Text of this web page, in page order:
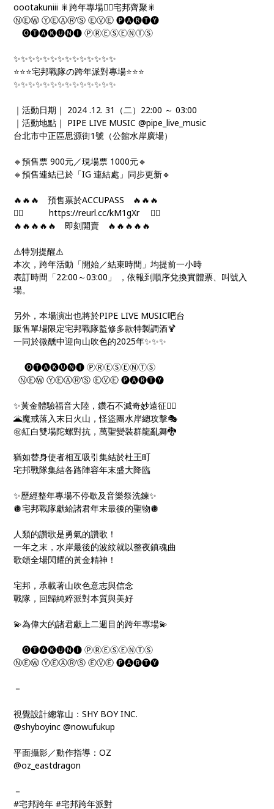
oootakuniii 🎇跨年專場🧞‍♂️宅邦齊聚🎇
ⓃⒺⓌ ⓎⒺⒶⓇ‘Ⓢ ⒺⓋⒺ 🅟🅐🅡🅣🅨
🅞🅣🅐🅚🅤🅝🅘 ⓅⓇⒺⓈⒺⓃⓉⓈ
✨✨✨✨✨✨✨✨✨✨✨✨✨✨
⭐️⭐️⭐️宅邦戰隊の跨年派對專場⭐️⭐️⭐️
✨✨✨✨✨✨✨✨✨✨✨✨✨✨
｜活動日期｜ 2024 .12. 31（二）22:00 ～ 03:00
｜活動地點｜ PIPE LIVE MUSIC @pipe_live_music
台北市中正區思源街1號（公館水岸廣場）
🔹預售票 900元／現場票 1000元🔹
🔹預售連結已於「IG 連結處」同步更新🔹
🔥🔥🔥 預售票於ACCUPASS 🔥🔥🔥
❤️‍🔥 https://reurl.cc/kM1gXr ❤️‍🔥
🔥🔥🔥🔥🔥 即刻開賣 🔥🔥🔥🔥🔥
⚠️特別提醒⚠️
本次，跨年活動「開始／結束時間」均提前一小時
表訂時間「22:00～03:00」 ，依報到順序兌換實體票、叫號入
場。
另外，本場演出也將於PIPE LIVE MUSIC吧台
販售單場限定宅邦戰隊監修多款特製調酒🍹
一同於微醺中迎向山吹色的2025年✨✨✨
🅞🅣🅐🅚🅤🅝🅘 ⓅⓇⒺⓈⒺⓃⓉⓈ
​ ⓃⒺⓌ ⓎⒺⒶⓇ‘Ⓢ ⒺⓋⒺ 🅟🅐🅡🅣🅨
✨黃金體驗福音大陸，鑽石不滅奇妙遠征🧞‍♂️
🌋魔戒落入末日火山，怪盜團水岸總攻擊🎭
㊗️紅白雙場陀螺對抗，萬聖變裝群龍亂舞🐉
猶如替身使者相互吸引集結於杜王町
宅邦戰隊集結各路陣容年末盛大降臨
✨歷經整年專場不停歇及音樂祭洗鍊✨
🪩宅邦戰隊獻給諸君年末最後的聖物🪩
人類的讚歌是勇氣的讚歌！
一年之末，水岸最後的波紋就以整夜鎮魂曲
歌頌全場閃耀的黃金精神！
宅邦，承載著山吹色意志與信念
戰隊，回歸純粹派對本質與美好
💫為偉大的諸君獻上二週目的跨年專場💫
🅞🅣🅐🅚🅤🅝🅘 ⓅⓇⒺⓈⒺⓃⓉⓈ
ⓃⒺⓌ ⓎⒺⒶⓇ‘Ⓢ ⒺⓋⒺ 🅟🅐🅡🅣🅨
－
視覺設計總靠山：SHY BOY INC.
@shyboyinc @nowufukup
平面攝影／動作指導：OZ
@oz_eastdragon
－
#宅邦跨年 #宅邦跨年派對